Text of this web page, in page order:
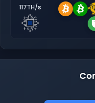
117TH/s